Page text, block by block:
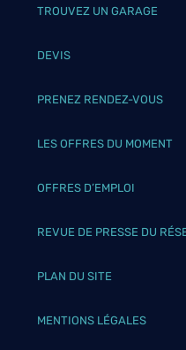
TROUVEZ UN GARAGE
DEVIS
PRENEZ RENDEZ-VOUS
LES OFFRES DU MOMENT
OFFRES D’EMPLOI
REVUE DE PRESSE DU
PLAN DU SITE
MENTIONS LÉGALES